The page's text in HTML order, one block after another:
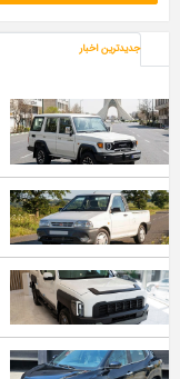
جدیدترین اخبار